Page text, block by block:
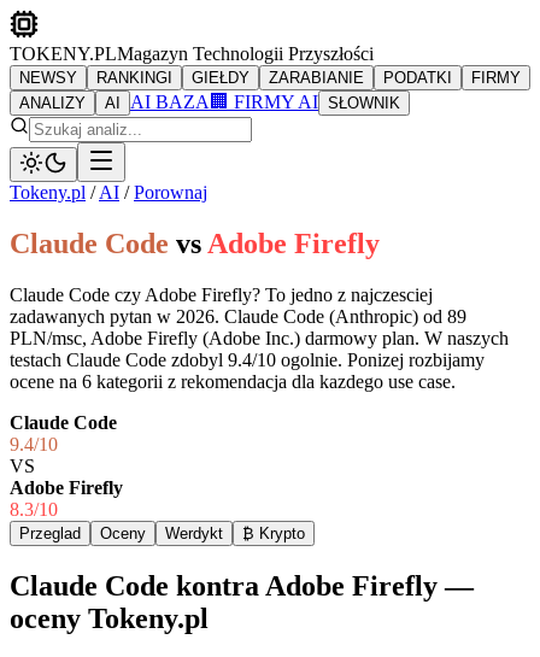
TOKENY.PLMagazyn Technologii Przyszłości
NEWSY RANKINGI GIEŁDY ZARABIANIE PODATKI
FIRMY
ANALIZY
AI AI BAZA 🏢 FIRMY AI SŁOWNIK
Tokeny.pl / AI / Porownaj
Claude Code vs Adobe Firefly
Claude Code czy Adobe Firefly? To jedno z najczesciej
zadawanych pytan w 2026. Claude Code (Anthropic) od 89
PLN/msc, Adobe Firefly (Adobe Inc.) darmowy plan. W naszych
testach Claude Code zdobyl 9.4/10 ogolnie. Ponizej rozbijamy
ocene na 6 kategorii z rekomendacja dla kazdego use case.
Claude Code
9.4/10
VS
Adobe Firefly
8.3/10
Przeglad Oceny Werdykt ₿ Krypto
Claude Code kontra Adobe Firefly —
oceny Tokeny.pl